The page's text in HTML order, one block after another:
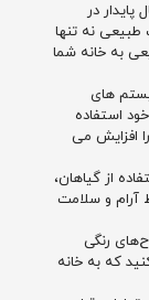
پایدار در
طبیعی نه تنها
به خانه شما
های
استفاده
افزایش می
از گیاهان،
آرام و سلامت
طرح‌های رنگی
که به خانه